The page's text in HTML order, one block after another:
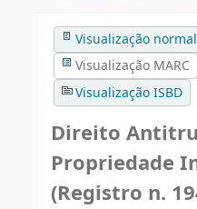
Visualização normal
Visualização MARC
Visualização ISBD
Direito
Propriedade
(Registro n.